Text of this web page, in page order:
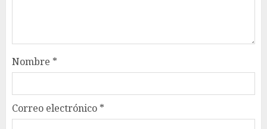
Nombre *
Correo electrónico *